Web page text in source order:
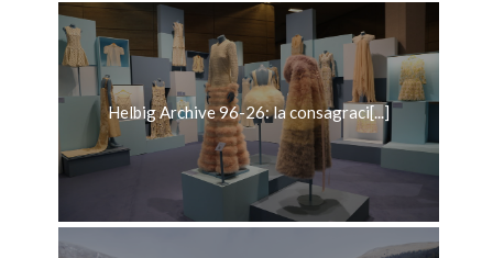
Helbig Archive 96-26: la consagraci[...]